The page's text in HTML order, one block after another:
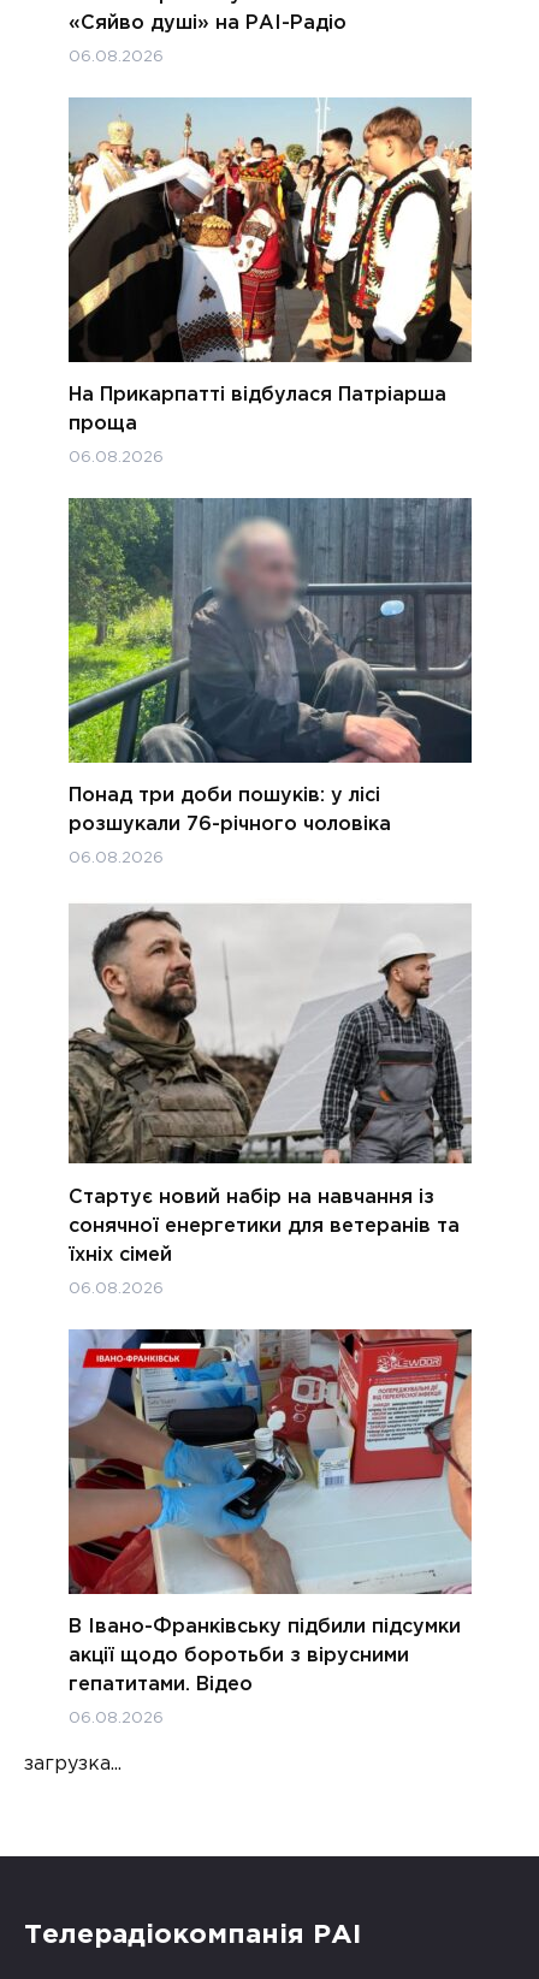
«Сяйво душі» на РАІ-Радіо
06.08.2026
На Прикарпатті відбулася Патріарша
проща
06.08.2026
Понад три доби пошуків: у лісі
розшукали 76-річного чоловіка
06.08.2026
Стартує новий набір на навчання із
сонячної енергетики для ветеранів та
їхніх сімей
06.08.2026
В Івано-Франківську підбили підсумки
акції щодо боротьби з вірусними
гепатитами. Відео
06.08.2026
загрузка...
Телерадіокомпанія РАІ